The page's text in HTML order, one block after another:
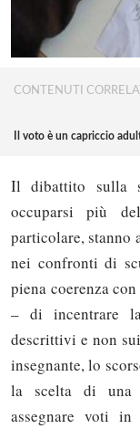
CONTENUTI
Il voto è un capriccio
Il dibattito sulla
occuparsi più
particolare, stanno
nei confronti di
piena coerenza
– di incentrare
descrittivi e non
insegnante, lo
la scelta di una
assegnare voti